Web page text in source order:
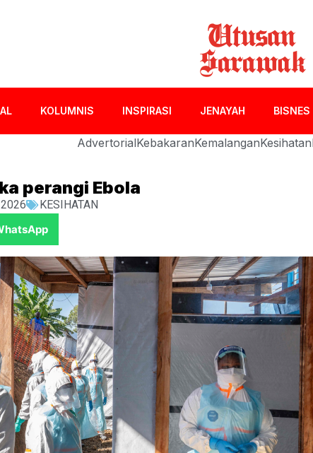
KOLUMNIS INSPIRASI JENAYAH BISNES
AdvertorialKebakaranKemalanganKesihatan
perangi Ebola
KESIHATAN